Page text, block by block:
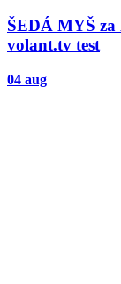
ŠEDÁ MYŠ
volant.tv test
04 aug